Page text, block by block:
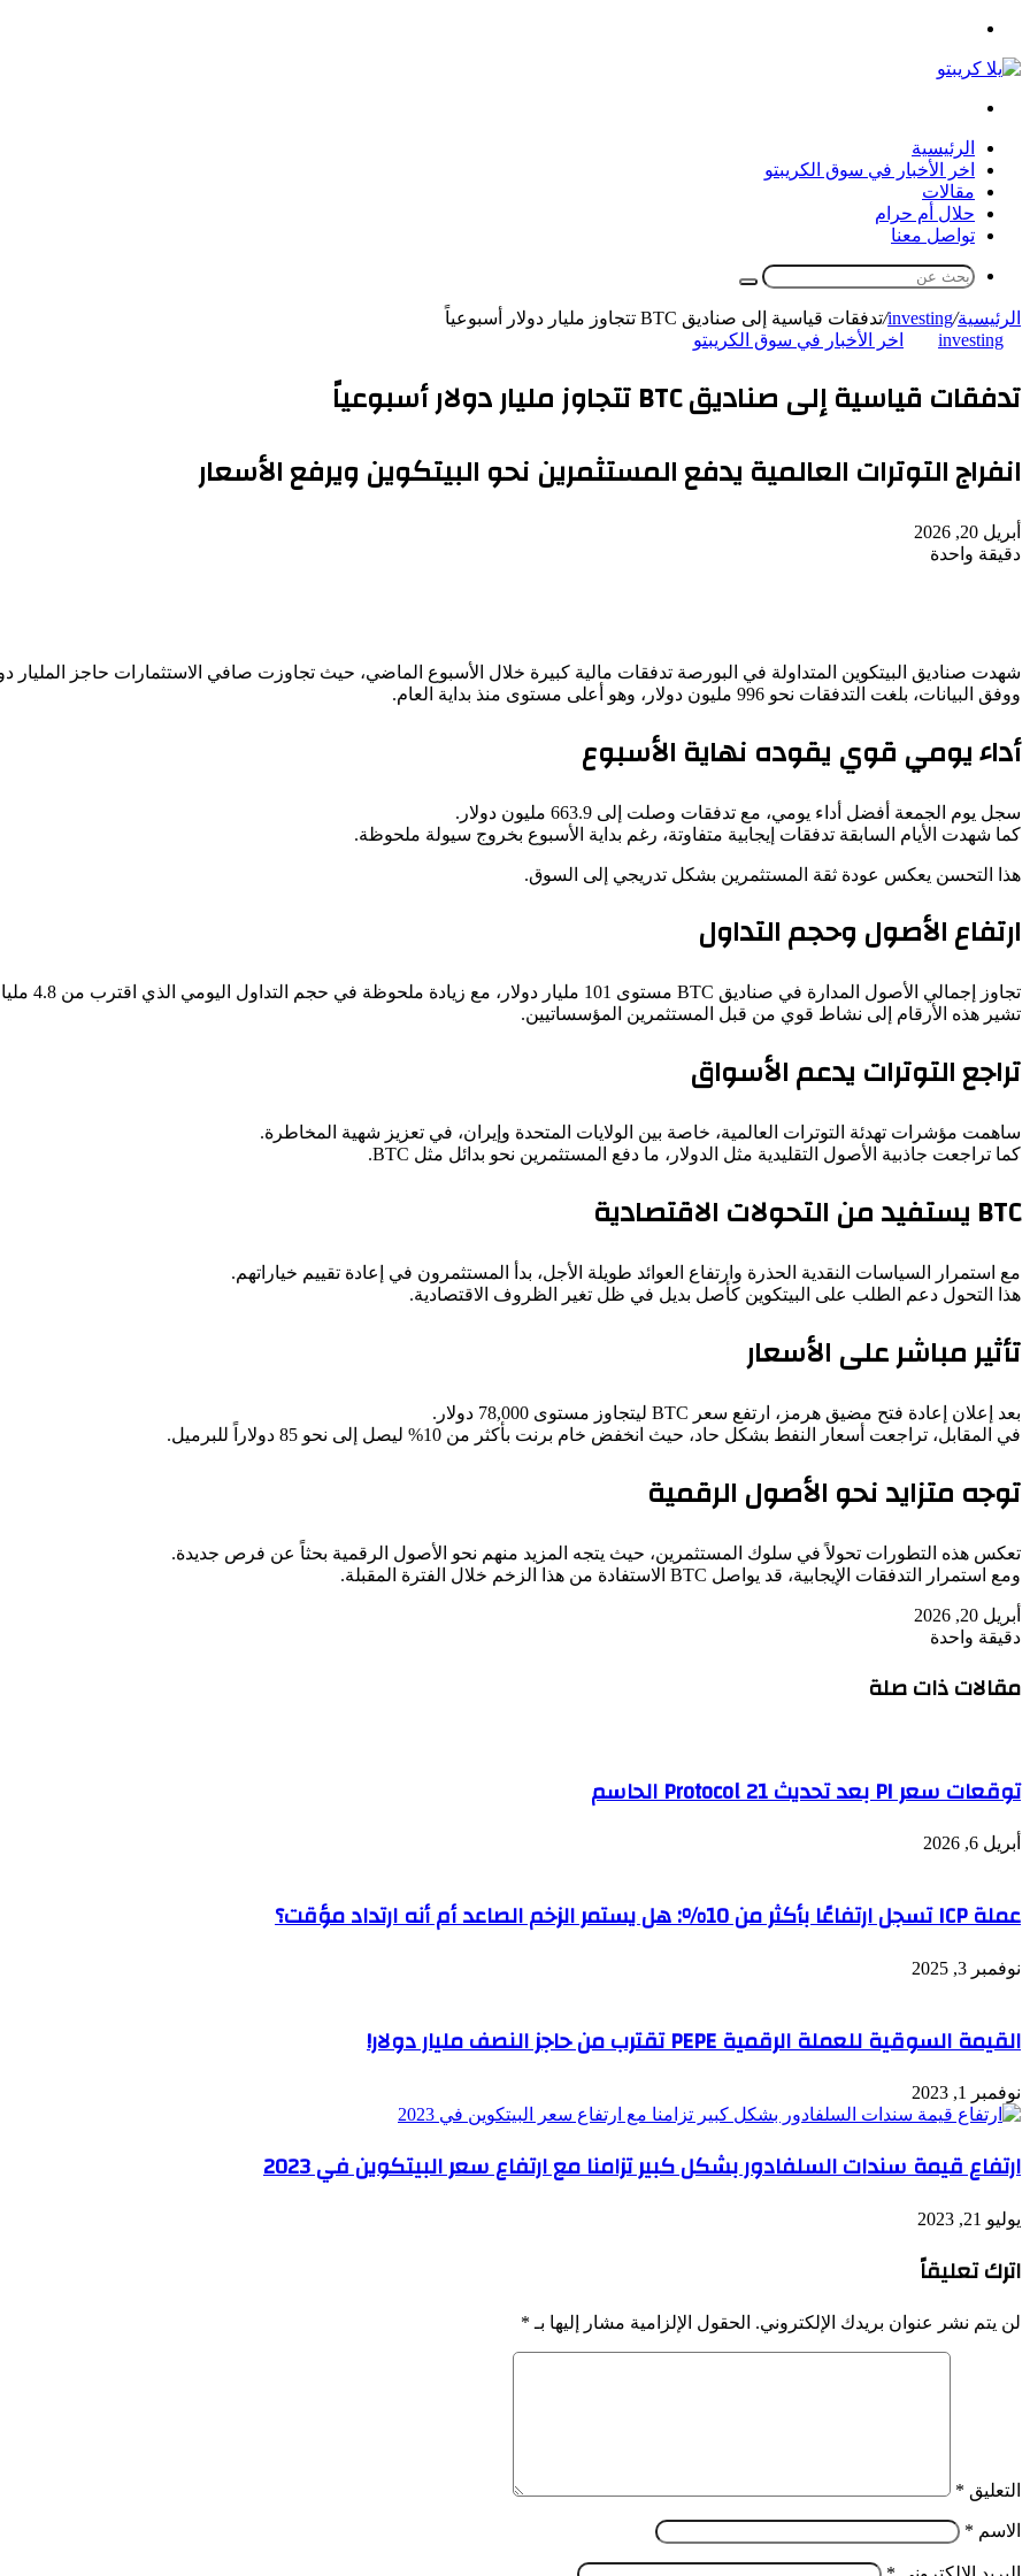
الرئيسية
اخر الأخبار في سوق الكريبتو
مقالات
حلال أم حرام
تواصل معنا
بحث
الرئيسية/
investing
/تدفقات قياسية إلى صناديق BTC تتجاوز مليار دولار أسبوعياً
investing
اخر الأخبار في سوق الكريبتو
تدفقات قياسية إلى صناديق BTC تتجاوز مليار دولار أسبوعياً
انفراج التوترات العالمية يدفع المستثمرين نحو البيتكوين ويرفع الأسعار
أبريل 20, 2026
دقيقة واحدة
شهدت صناديق البيتكوين المتداولة في البورصة تدفقات مالية كبيرة خلال الأسبوع الماضي، حيث تجاوزت صافي الاستثمارات حاجز المليار
ووفق البيانات، بلغت التدفقات نحو 996 مليون دولار، وهو أعلى مستوى منذ بداية العام.
أداء يومي قوي يقوده نهاية الأسبوع
سجل يوم الجمعة أفضل أداء يومي، مع تدفقات وصلت إلى 663.9 مليون دولار.
كما شهدت الأيام السابقة تدفقات إيجابية متفاوتة، رغم بداية الأسبوع بخروج سيولة ملحوظة.
هذا التحسن يعكس عودة ثقة المستثمرين بشكل تدريجي إلى السوق.
ارتفاع الأصول وحجم التداول
تجاوز إجمالي الأصول المدارة في صناديق BTC مستوى 101 مليار دولار، مع زيادة ملحوظة في حجم التداول اليومي الذي اقترب من 4.8 مليار دولار.
تشير هذه الأرقام إلى نشاط قوي من قبل المستثمرين المؤسساتيين.
تراجع التوترات يدعم الأسواق
ساهمت مؤشرات تهدئة التوترات العالمية، خاصة بين الولايات المتحدة وإيران، في تعزيز شهية المخاطرة.
كما تراجعت جاذبية الأصول التقليدية مثل الدولار، ما دفع المستثمرين نحو بدائل مثل BTC.
BTC يستفيد من التحولات الاقتصادية
مع استمرار السياسات النقدية الحذرة وارتفاع العوائد طويلة الأجل، بدأ المستثمرون في إعادة تقييم خياراتهم.
هذا التحول دعم الطلب على البيتكوين كأصل بديل في ظل تغير الظروف الاقتصادية.
تأثير مباشر على الأسعار
بعد إعلان إعادة فتح مضيق هرمز، ارتفع سعر BTC ليتجاوز مستوى 78,000 دولار.
في المقابل، تراجعت أسعار النفط بشكل حاد، حيث انخفض خام برنت بأكثر من 10% ليصل إلى نحو 85 دولاراً للبرميل.
توجه متزايد نحو الأصول الرقمية
تعكس هذه التطورات تحولاً في سلوك المستثمرين، حيث يتجه المزيد منهم نحو الأصول الرقمية بحثاً عن فرص جديدة.
ومع استمرار التدفقات الإيجابية، قد يواصل BTC الاستفادة من هذا الزخم خلال الفترة المقبلة.
أبريل 20, 2026
دقيقة واحدة
مقالات ذات صلة
توقعات سعر PI بعد تحديث Protocol 21 الحاسم
أبريل 6, 2026
عملة ICP تسجل ارتفاعًا بأكثر من 10%: هل يستمر الزخم الصاعد أم أنه ارتداد مؤقت؟
نوفمبر 3, 2025
القيمة السوقية للعملة الرقمية PEPE تقترب من حاجز النصف مليار دولار!
نوفمبر 1, 2023
ارتفاع قيمة سندات السلفادور بشكل كبير تزامنا مع ارتفاع سعر البيتكوين في 2023
يوليو 21, 2023
اترك تعليقاً
لن يتم نشر عنوان بريدك الإلكتروني. الحقول الإلزامية مشار إليها بـ *
التعليق *
الاسم *